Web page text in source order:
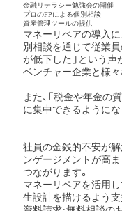
金融リテラシー勉強会の開催
プロのFPによる個別相談
資産管理ツールの提供
マネーリペアの導入に
別相談を通じて従業
が低下した」 という声
ベンチャー企業と様々
また、「税金や年金の
に集中できるようにな
社員の金銭的不安が
ンゲージメントが高
つながります。
マネーリペアを活用
生設計を描けるよう